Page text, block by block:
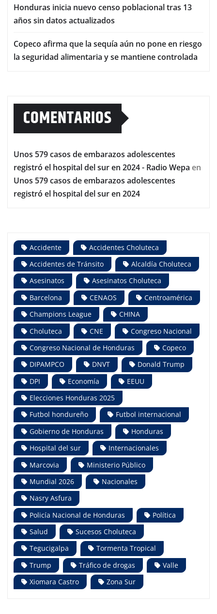
Honduras inicia nuevo censo poblacional tras 13
años sin datos actualizados
Copeco afirma que la sequía aún no pone en riesgo
la seguridad alimentaria y se mantiene controlada
COMENTARIOS
Unos 579 casos de embarazos adolescentes
registró el hospital del sur en 2024 - Radio Wepa en
Unos 579 casos de embarazos adolescentes
registró el hospital del sur en 2024
Accidente
Accidentes Choluteca
Accidentes de Tránsito
Alcaldía Choluteca
Asesinatos
Asesinatos Choluteca
Barcelona
CENAOS
Centroamérica
Champions League
CHINA
Choluteca
CNE
Congreso Nacional
Congreso Nacional de Honduras
Copeco
DIPAMPCO
DNVT
Donald Trump
DPI
Economía
EEUU
Elecciones Honduras 2025
Futbol hondureño
Futbol internacional
Gobierno de Honduras
Honduras
Hospital del sur
Internacionales
Marcovia
Ministerio Público
Mundial 2026
Nacionales
Nasry Asfura
Policía Nacional de Honduras
Política
Salud
Sucesos Choluteca
Tegucigalpa
Tormenta Tropical
Trump
Tráfico de drogas
Valle
Xiomara Castro
Zona Sur